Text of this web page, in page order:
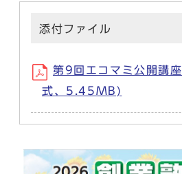
添付ファイル
第9回エコマミ公開講
式、5.45MB)